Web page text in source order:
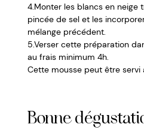
4.Monter les blancs en neige
pincée de sel et les
mélange précédent.
5.Verser cette préparation
au frais minimum 4h.
Cette mousse peut être servi
Bonne